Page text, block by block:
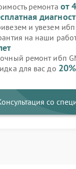
ремонта от
и увезем
на наши
ремонт ибп
для вас до 20%
со